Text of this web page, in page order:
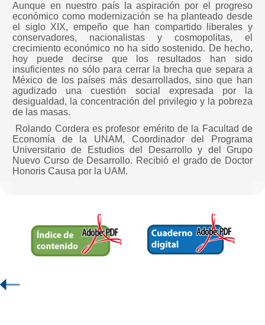
Aunque en nuestro país la aspiración por el progreso
económico como modernización se ha planteado desde
el siglo XIX, empeño que han compartido liberales y
conservadores, nacionalistas y cosmopolitas, el
crecimiento económico no ha sido sostenido. De hecho,
hoy puede decirse que los resultados han sido
insuficientes no sólo para cerrar la brecha que separa a
México de los países más desarrollados, sino que han
agudizado una cuestión social expresada por la
desigualdad, la concentración del privilegio y la pobreza
de las masas.
Rolando Cordera es profesor emérito de la Facultad de
Economía de la UNAM, Coordinador del Programa
Universitario de Estudios del Desarrollo y del Grupo
Nuevo Curso de Desarrollo. Recibió el grado de Doctor
Honoris Causa por la UAM.